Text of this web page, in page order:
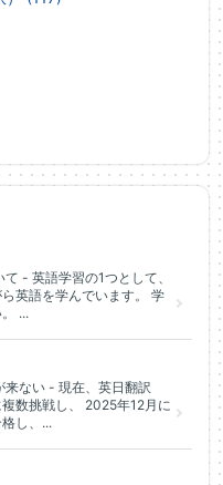
- 英語学習の1つとして、
英語を学んでいます。 学
...
来ない - 現在、英日翻訳
数挑戦し、 2025年12月に
し、...